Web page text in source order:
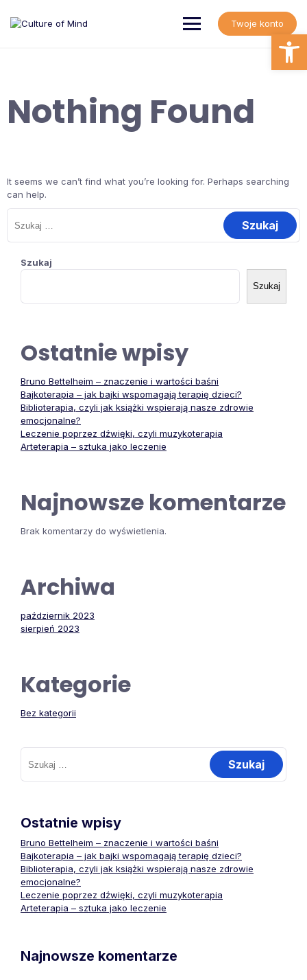
content
Twoje konto
Nothing Found
It seems we can’t find what you’re looking for. Perhaps searching
can help.
Szukaj:
Szukaj
Szukaj
Ostatnie wpisy
Bruno Bettelheim – znaczenie i wartości baśni
Bajkoterapia – jak bajki wspomagają terapię dzieci?
Biblioterapia, czyli jak książki wspierają nasze zdrowie
emocjonalne?
Leczenie poprzez dźwięki, czyli muzykoterapia
Arteterapia – sztuka jako leczenie
Najnowsze komentarze
Brak komentarzy do wyświetlenia.
Archiwa
październik 2023
sierpień 2023
Kategorie
Bez kategorii
Szukaj:
Ostatnie wpisy
Bruno Bettelheim – znaczenie i wartości baśni
Bajkoterapia – jak bajki wspomagają terapię dzieci?
Biblioterapia, czyli jak książki wspierają nasze zdrowie
emocjonalne?
Leczenie poprzez dźwięki, czyli muzykoterapia
Arteterapia – sztuka jako leczenie
Najnowsze komentarze